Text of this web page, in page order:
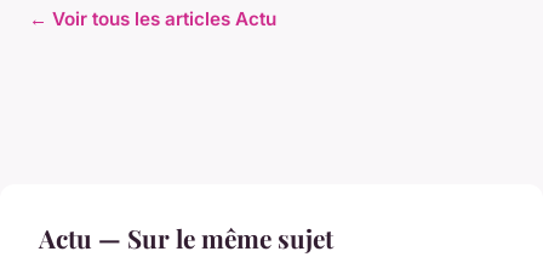
← Voir tous les articles Actu
Actu — Sur le même sujet